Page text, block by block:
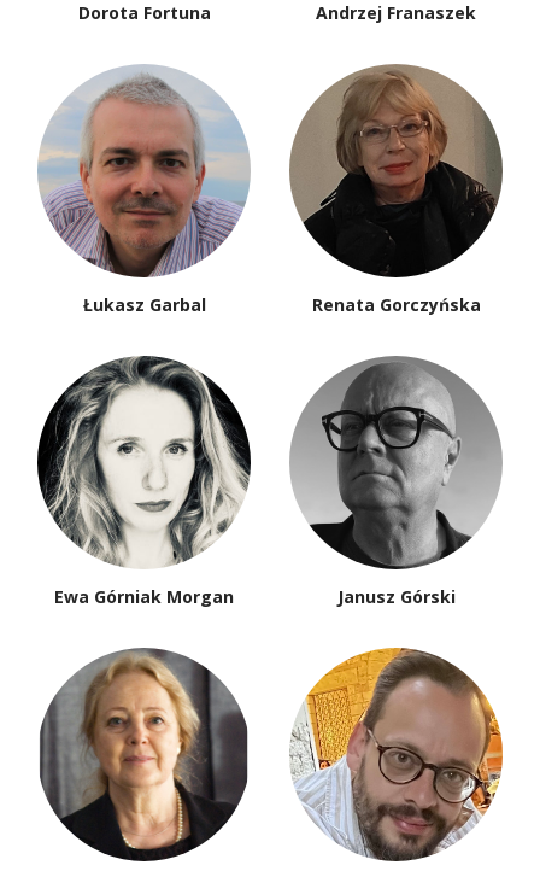
Dorota Fortuna Andrzej Franaszek
Łukasz Garbal Renata Gorczyńska
Ewa Górniak Morgan Janusz Górski